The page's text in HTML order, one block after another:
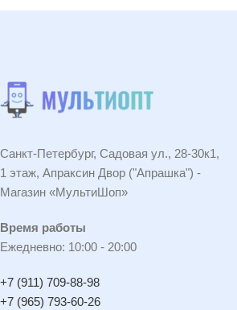
Санкт-Петербург, Садовая ул., 28-30к1,
1 этаж, Апраксин Двор ("Апрашка") -
Магазин «МультиШоп»
Время работы
Ежедневно: 10:00 - 20:00
+7 (911) 709-88-98
+7 (965) 793-60-26